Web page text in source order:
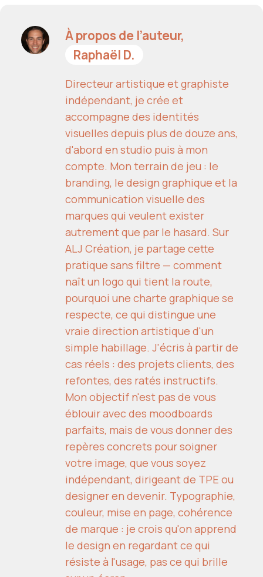
À propos de l’auteur,
Raphaël D.
Directeur artistique et graphiste
indépendant, je crée et
accompagne des identités
visuelles depuis plus de douze ans,
d'abord en studio puis à mon
compte. Mon terrain de jeu : le
branding, le design graphique et la
communication visuelle des
marques qui veulent exister
autrement que par le hasard. Sur
ALJ Création, je partage cette
pratique sans filtre — comment
naît un logo qui tient la route,
pourquoi une charte graphique se
respecte, ce qui distingue une
vraie direction artistique d'un
simple habillage. J'écris à partir de
cas réels : des projets clients, des
refontes, des ratés instructifs.
Mon objectif n'est pas de vous
éblouir avec des moodboards
parfaits, mais de vous donner des
repères concrets pour soigner
votre image, que vous soyez
indépendant, dirigeant de TPE ou
designer en devenir. Typographie,
couleur, mise en page, cohérence
de marque : je crois qu'on apprend
le design en regardant ce qui
résiste à l'usage, pas ce qui brille